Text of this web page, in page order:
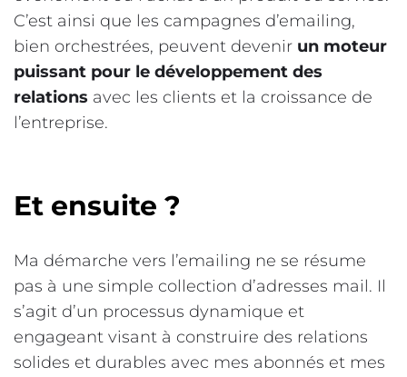
C’est ainsi que les campagnes d’emailing,
bien orchestrées, peuvent devenir un moteur
puissant pour le développement des
relations avec les clients et la croissance de
l’entreprise.
Et ensuite ?
Ma démarche vers l’emailing ne se résume
pas à une simple collection d’adresses mail. Il
s’agit d’un processus dynamique et
engageant visant à construire des relations
solides et durables avec mes abonnés et mes